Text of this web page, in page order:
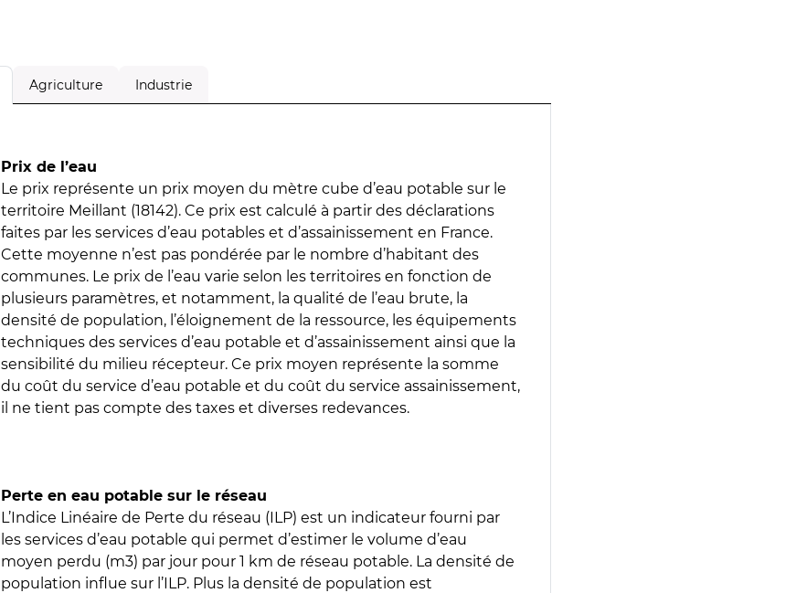
Agriculture Industrie
Prix de l’eau
Le prix représente un prix moyen du mètre cube d’eau potable sur le
territoire Meillant (18142). Ce prix est calculé à partir des déclarations
faites par les services d’eau potables et d’assainissement en France.
Cette moyenne n’est pas pondérée par le nombre d’habitant des
communes. Le prix de l’eau varie selon les territoires en fonction de
plusieurs paramètres, et notamment, la qualité de l’eau brute, la
densité de population, l’éloignement de la ressource, les équipements
techniques des services d’eau potable et d’assainissement ainsi que la
sensibilité du milieu récepteur. Ce prix moyen représente la somme
du coût du service d’eau potable et du coût du service assainissement,
il ne tient pas compte des taxes et diverses redevances.
Perte en eau potable sur le réseau
L’Indice Linéaire de Perte du réseau (ILP) est un indicateur fourni par
les services d’eau potable qui permet d’estimer le volume d’eau
moyen perdu (m3) par jour pour 1 km de réseau potable. La densité de
population influe sur l’ILP. Plus la densité de population est